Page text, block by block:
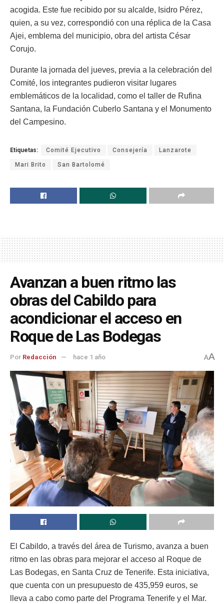
acogida. Este fue recibido por su alcalde, Isidro Pérez,
quien, a su vez, correspondió con una réplica de la Casa
Ajei, emblema del municipio, obra del artista César
Corujo.
Durante la jornada del jueves, previa a la celebración del
Comité, los integrantes pudieron visitar lugares
emblemáticos de la localidad, como el taller de Rufina
Santana, la Fundación Cuberlo Santana y el Monumento
del Campesino.
Etiquetas: Comité Ejecutivo Consejería Lanzarote
Mari Brito San Bartolomé
Avanzan a buen ritmo las
obras del Cabildo para
acondicionar el acceso en
Roque de Las Bodegas
Por Redacción hace 1 año AA
El Cabildo, a través del área de Turismo, avanza a buen
ritmo en las obras para mejorar el acceso al Roque de
Las Bodegas, en Santa Cruz de Tenerife. Esta iniciativa,
que cuenta con un presupuesto de 435,959 euros, se
lleva a cabo como parte del Programa Tenerife y el Mar.